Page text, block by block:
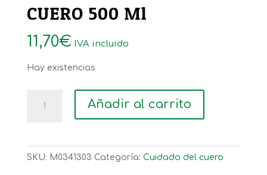
CUERO 500 Ml
11,70€ IVA incluido
Hay existencias
JABONCILLO
Ml
Añadir al carrito
SKU: M0341303 Categoría: Cuidado del cuero